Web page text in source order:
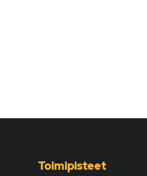
Toimipisteet